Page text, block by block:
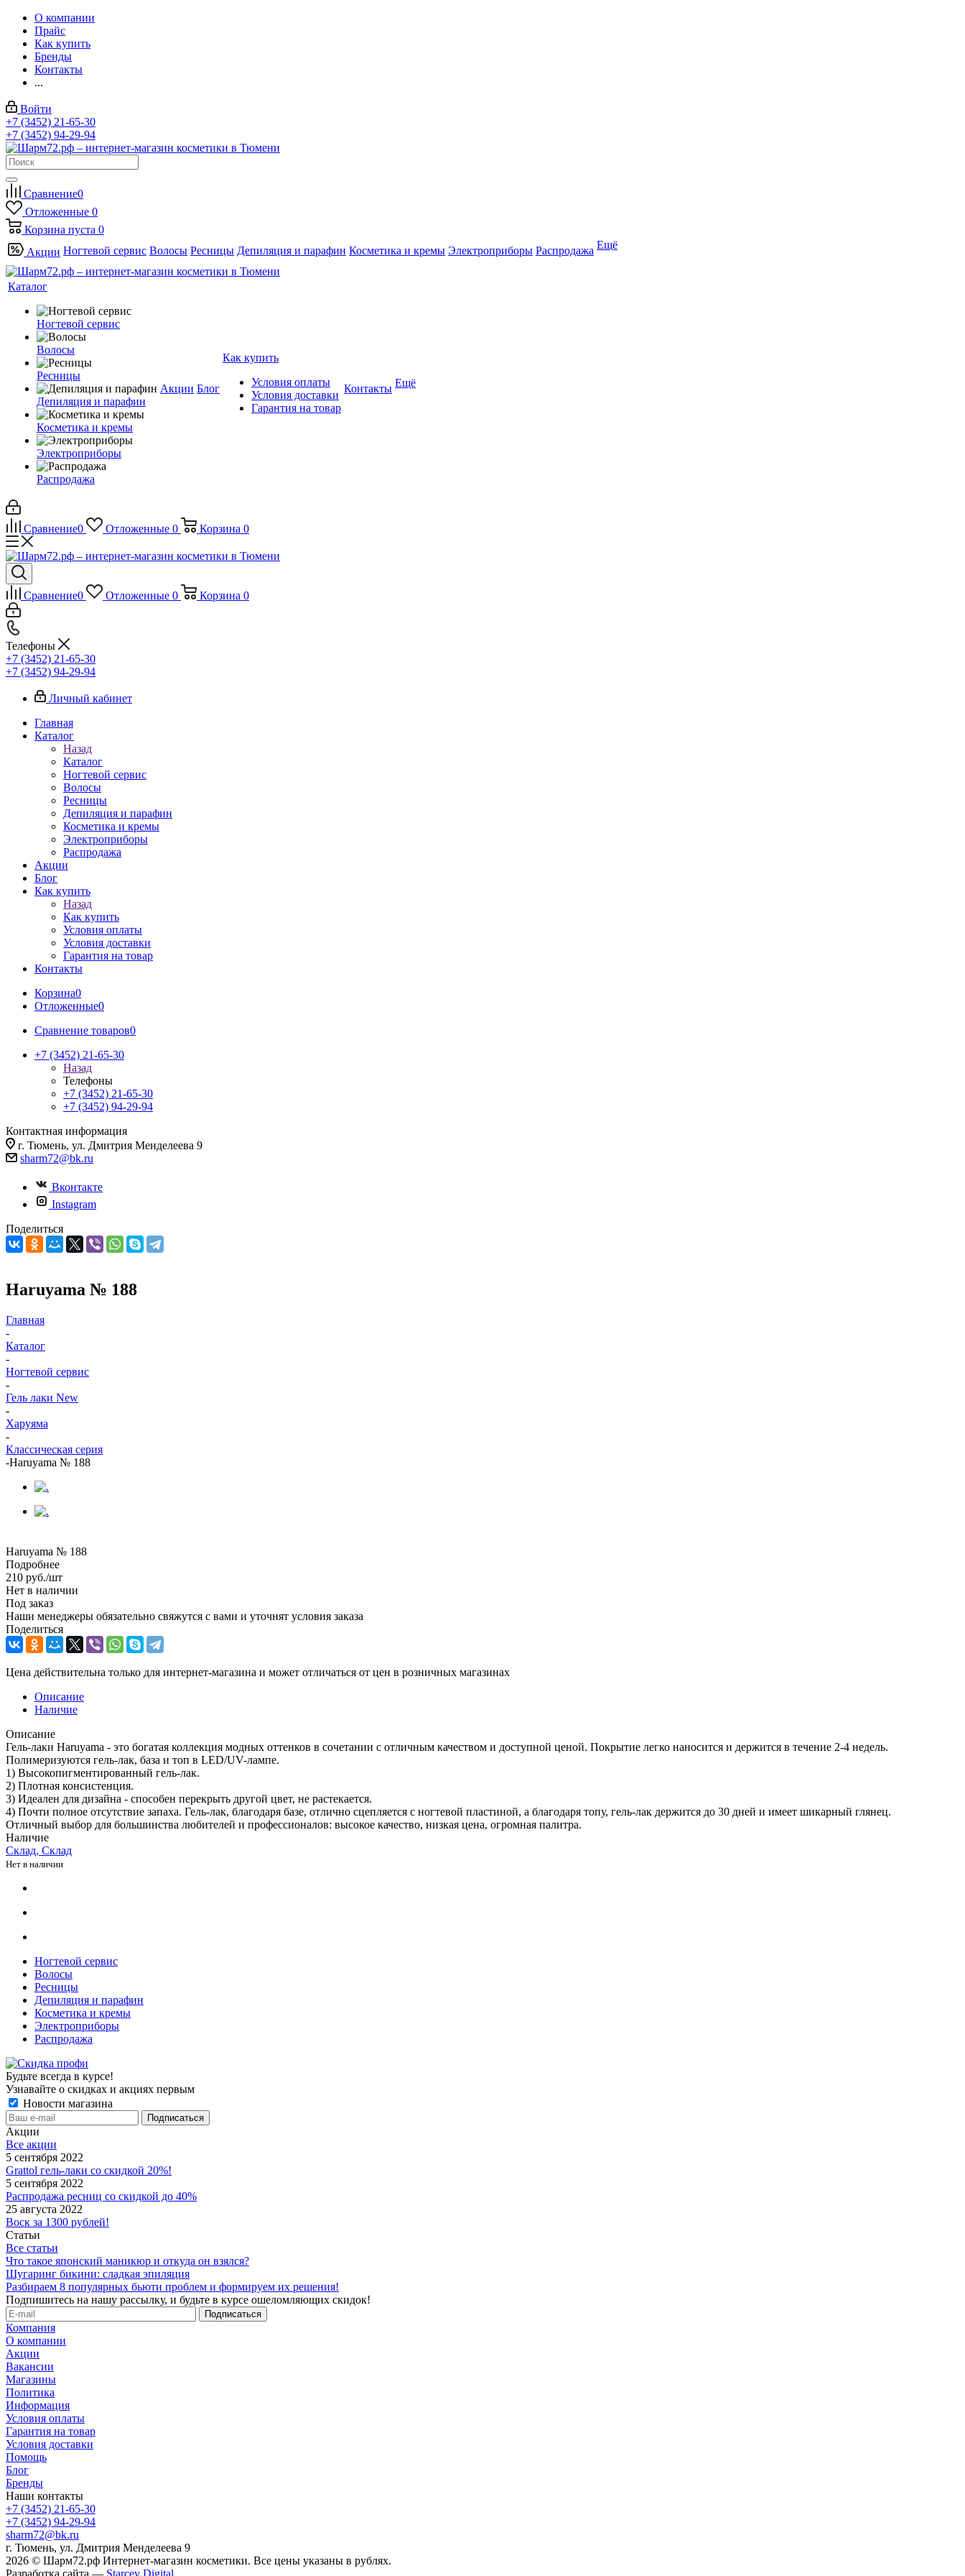
О компании
Прайс
Как купить
Бренды
Контакты
...
Войти
+7 (3452) 21-65-30
+7 (3452) 94-29-94
Сравнение0
Отложенные 0
Корзина пуста 0
Акции Ногтевой сервис Волосы Ресницы Депиляция и парафин Косметика и кремы Электроприборы Распродажа Ещё
Каталог
Ногтевой сервис
Волосы
Ресницы
Депиляция и парафин
Косметика и кремы
Электроприборы
Распродажа
Акции Блог
Как купить
Условия оплаты
Условия доставки
Гарантия на товар
Контакты Ещё
Сравнение0 Отложенные 0 Корзина 0
Сравнение0 Отложенные 0 Корзина 0
Телефоны
+7 (3452) 21-65-30
+7 (3452) 94-29-94
Личный кабинет
Главная
Каталог
Назад
Каталог
Ногтевой сервис
Волосы
Ресницы
Депиляция и парафин
Косметика и кремы
Электроприборы
Распродажа
Акции
Блог
Как купить
Назад
Как купить
Условия оплаты
Условия доставки
Гарантия на товар
Контакты
Корзина0
Отложенные0
Сравнение товаров0
+7 (3452) 21-65-30
Назад
Телефоны
+7 (3452) 21-65-30
+7 (3452) 94-29-94
Контактная информация
г. Тюмень, ул. Дмитрия Менделеева 9
sharm72@bk.ru
Вконтакте
Instagram
Поделиться
Haruyama № 188
Главная
-
Каталог
-
Ногтевой сервис
-
Гель лаки New
-
Харуяма
-
Классическая серия
-Haruyama № 188
Haruyama № 188
Подробнее
210 руб./шт
Нет в наличии
Под заказ
Наши менеджеры обязательно свяжутся с вами и уточнят условия заказа
Поделиться
Цена действительна только для интернет-магазина и может отличаться от цен в розничных магазинах
Описание
Наличие
Описание
Гель-лаки Haruyama - это богатая коллекция модных оттенков в сочетании с отличным качеством и доступной ценой. Покрытие легко наносится и держится в течение 2-4 недель.
Полимеризуются гель-лак, база и топ в LED/UV-лампе.
1) Высокопигментированный гель-лак.
2) Плотная консистенция.
3) Идеален для дизайна - способен перекрыть другой цвет, не растекается.
4) Почти полное отсутствие запаха. Гель-лак, благодаря базе, отлично сцепляется с ногтевой пластиной, а благодаря топу, гель-лак держится до 30 дней и имеет шикарный глянец.
Отличный выбор для большинства любителей и профессионалов: высокое качество, низкая цена, огромная палитра.
Наличие
Склад, Склад
Нет в наличии
Ногтевой сервис
Волосы
Ресницы
Депиляция и парафин
Косметика и кремы
Электроприборы
Распродажа
Будьте всегда в курсе!
Узнавайте о скидках и акциях первым
Новости магазина
Акции
Все акции
5 сентября 2022
Grattol гель-лаки со скидкой 20%!
5 сентября 2022
Распродажа ресниц со скидкой до 40%
25 августа 2022
Воск за 1300 рублей!
Статьи
Все статьи
Что такое японский маникюр и откуда он взялся?
Шугаринг бикини: сладкая эпиляция
Разбираем 8 популярных бьюти проблем и формируем их решения!
Подпишитесь на нашу рассылку, и будьте в курсе ошеломляющих скидок!
Компания
О компании
Акции
Вакансии
Магазины
Политика
Информация
Условия оплаты
Гарантия на товар
Условия доставки
Помощь
Блог
Бренды
Наши контакты
+7 (3452) 21-65-30
+7 (3452) 94-29-94
sharm72@bk.ru
г. Тюмень, ул. Дмитрия Менделеева 9
2026 © Шарм72.рф Интернет-магазин косметики. Все цены указаны в рублях.
Разработка сайта — Starcev Digital